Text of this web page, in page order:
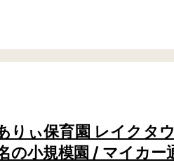
りぃ保育園 レイクタ
の小規模園 / マイカー